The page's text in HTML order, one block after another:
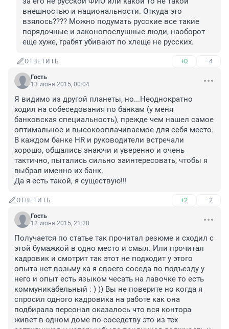
внешностью и национальности. Откуда это
взялось???? Можно подумать русские все такие
порядочные и законопослушные люди, наоборот
еще хуже, грабят убивают по хлеще не русских.
ОТВЕТИТЬ +0 –4
Гость
13 июня 2015, 00:04
Я видимо из другой планеты, но...Неоднократно
ходил на собеседования по банкам (у меня
банковская специальность), прежде чем нашел самое
оптимальное и высокооплачиваемое для себя место.
В каждом банке HR и руководители встречали
хорошо, общались знаючи и уверенно и очень
тактично, пытались сильно заинтересовать, чтобы я
выбрал именно их банк.
Да я есть такой, я существую!!!
ОТВЕТИТЬ +2 –2
Гость
12 июня 2015, 21:28
Получается по статье так прочитал резюме и сходил с
этой бумажкой в одно место и смыл. Или прочитал
кадровик и смотрит так этот не подходит у этого
опыта нет возьму ка я своего соседа по подъезду у
него и опыт есть языком чесать на лавочке то есть
коммуникабельный : ) )) Вы не поверите но когда я
спросил одного кадровика на работе как она
подбирала персонал оказалось что вся контора
живет в одном доме по соседству это из тех